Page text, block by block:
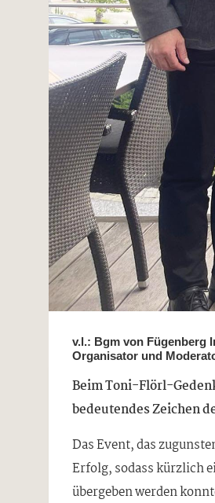
v.l.: Bgm von Fügenberg
Organisator und
Beim Toni-Flörl-
bedeutendes Zeichen
Das Event, das
Erfolg, sodass kürzlich
übergeben werden